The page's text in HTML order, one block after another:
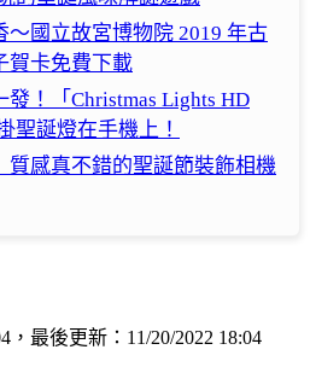
～國立故宮博物院 2019 年古
賀卡免費下載
！「Christmas Lights HD
聖誕燈在手機上！
質感真不錯的聖誕節裝飾相機
，最後更新：11/20/2022 18:04